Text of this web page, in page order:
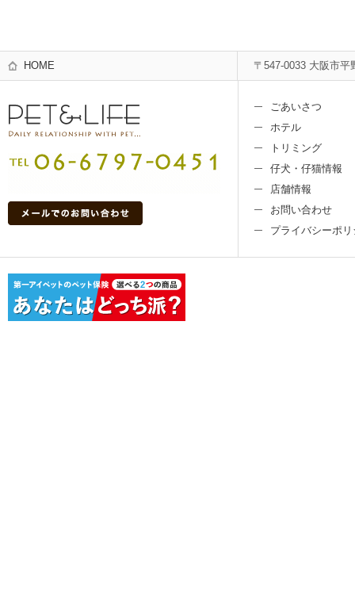
HOME 〒547-0033 大阪市平
ごあいさつ
ホテル
トリミング
仔犬・仔猫情報
店舗情報
お問い合わせ
プライバシーポリ